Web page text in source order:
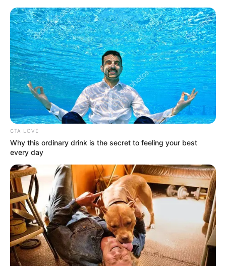
HOME
CTA LOVE
Why this ordinary drink is the secret to feeling your best
every day